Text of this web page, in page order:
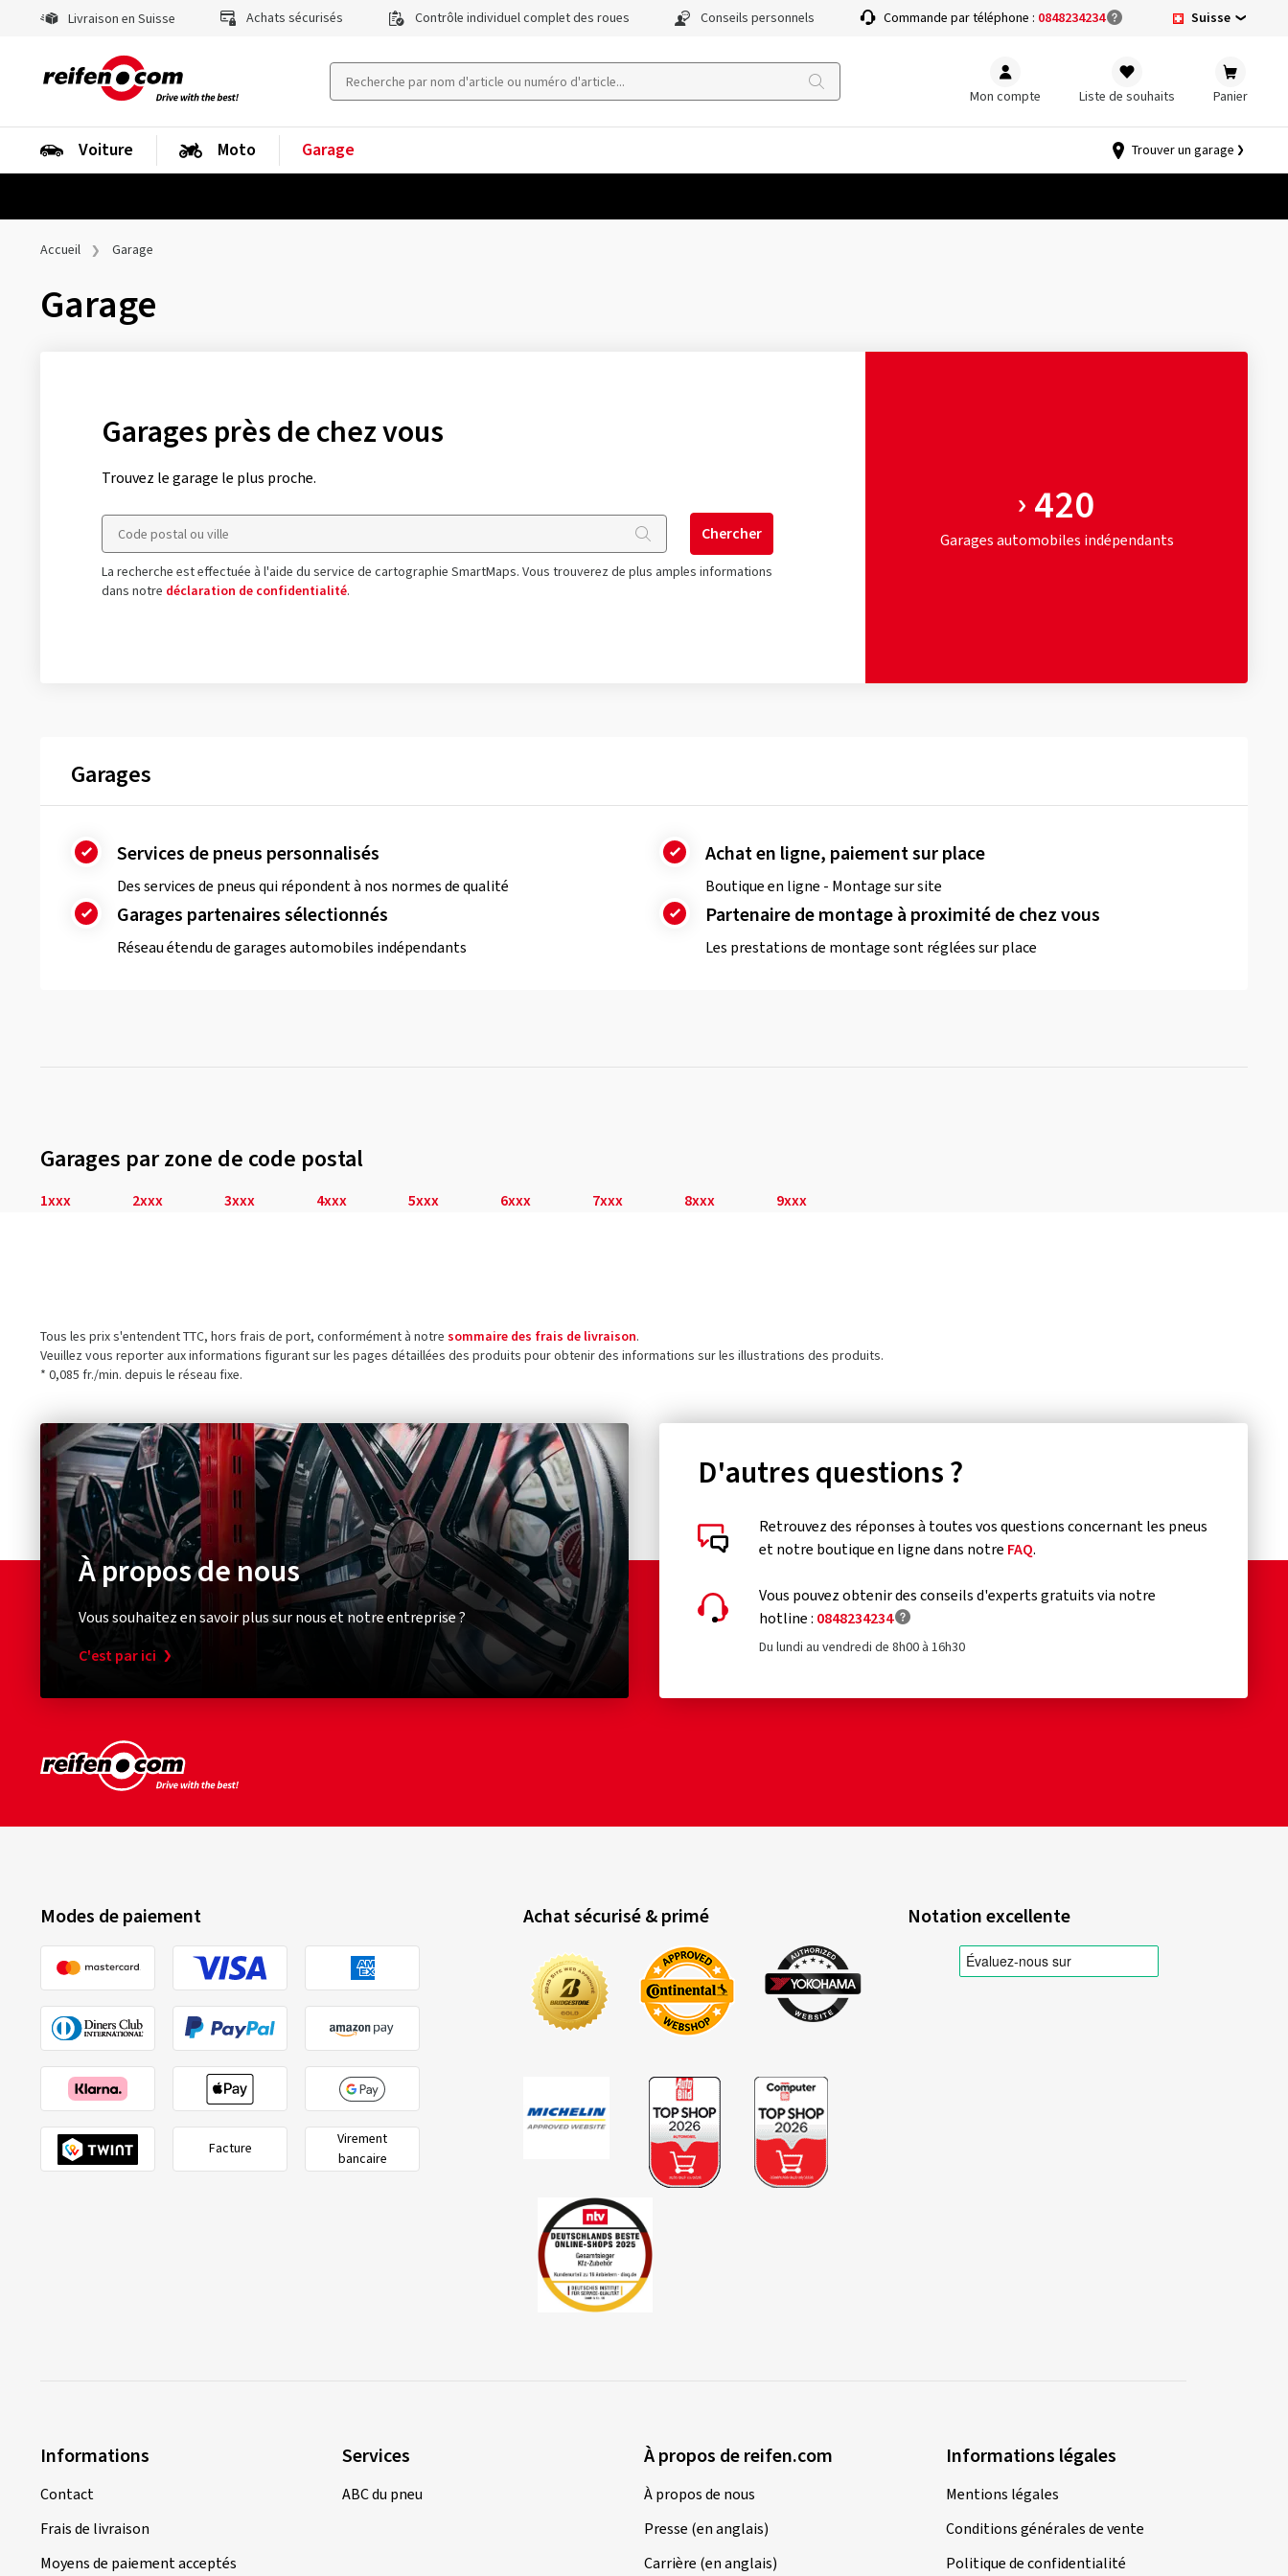
Livraison en Suisse Achats sécurisés Contrôle individuel complet des roues Conseils personnels Commande par téléphone : 0848234234 Suisse
Mon compte Liste de souhaits Panier
Voiture Moto Garage Trouver un garage
Accueil Garage
Garage
Garages près de chez vous
Trouvez le garage le plus proche.
Chercher
La recherche est effectuée à l'aide du service de cartographie SmartMaps. Vous trouverez de plus amples informations
dans notre déclaration de confidentialité.
420
Garages automobiles indépendants
Garages
Services de pneus personnalisés
Des services de pneus qui répondent à nos normes de qualité
Achat en ligne, paiement sur place
Boutique en ligne - Montage sur site
Garages partenaires sélectionnés
Réseau étendu de garages automobiles indépendants
Partenaire de montage à proximité de chez vous
Les prestations de montage sont réglées sur place
Garages par zone de code postal
1xxx 2xxx 3xxx 4xxx 5xxx 6xxx 7xxx 8xxx 9xxx
Tous les prix s'entendent TTC, hors frais de port, conformément à notre sommaire des frais de livraison.
Veuillez vous reporter aux informations figurant sur les pages détaillées des produits pour obtenir des informations sur les illustrations des produits.
* 0,085 fr./min. depuis le réseau fixe.
À propos de nous
Vous souhaitez en savoir plus sur nous et notre entreprise ?
C'est par ici
D'autres questions ?
Retrouvez des réponses à toutes vos questions concernant les pneus
et notre boutique en ligne dans notre FAQ.
Vous pouvez obtenir des conseils d'experts gratuits via notre
hotline : 0848234234
Du lundi au vendredi de 8h00 à 16h30
Modes de paiement
Facture
Virement
bancaire
Achat sécurisé & primé Notation excellente
Informations
Contact
Frais de livraison
Moyens de paiement acceptés
Services
ABC du pneu
À propos de reifen.com
À propos de nous
Presse (en anglais)
Carrière (en anglais)
Informations légales
Mentions légales
Conditions générales de vente
Politique de confidentialité